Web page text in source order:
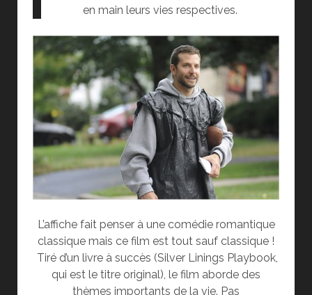
en main leurs vies respectives.
L’affiche fait penser à une comédie romantique
classique mais ce film est tout sauf classique !
Tiré d’un livre à succès (Silver Linings Playbook,
qui est le titre original), le film aborde des
thèmes importants de la vie. Pas